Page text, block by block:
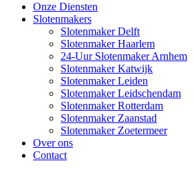
Onze Diensten
Slotenmakers
Slotenmaker Delft
Slotenmaker Haarlem
24-Uur Slotenmaker Arnhem
Slotenmaker Katwijk
Slotenmaker Leiden
Slotenmaker Leidschendam
Slotenmaker Rotterdam
Slotenmaker Zaanstad
Slotenmaker Zoetermeer
Over ons
Contact